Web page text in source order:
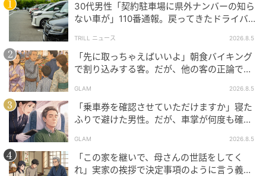
母親を大切にしてきた夫にとって、この決断がどれほ
ど苦しく、勇気のいることだったかは想像に難くあり
ません。
それでも、私たち2人の気持ちを大切にしてくれた夫。
このときの彼の思いを忘れず、ずっとこの人と歩んで
行こうと思います。
【体験者：30代・女性会社員、回答時期：2026年5
月】
※本記事は、執筆ライターが取材した実話です。ライタ
30代男性「契約駐車場に県外ナンバーの知ら
ない車が」110番通報。戻ってきたドライバー
TRILL ニュース 2026.8.5
「先に取っちゃえばいいよ」朝食バイキング
で割り込みする客。だが、他の客の正論で状
GLAM 2026.8.5
「乗車券を確認させていただけますか」寝た
ふりで避けた男性。だが、車掌が何度も確認
GLAM 2026.8.5
「この家を継いで、母さんの世話をしてく
れ」実家の挨拶で決定事項のように言う義